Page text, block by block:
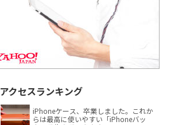
アクセスランキング
iPhoneケース、卒業しました。これか
らは最高に使いやすい「iPhoneバッ